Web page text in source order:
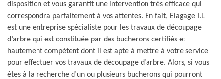
disposition et vous garantit une intervention très efficace qui
correspondra parfaitement à vos attentes. En fait, Elagage I.L
est une entreprise spécialiste pour les travaux de découpage
d’arbre qui est constituée par des bucherons certifiés et
hautement compétent dont il est apte à mettre à votre service
pour effectuer vos travaux de découpage d’arbre. Alors, si vous
êtes à la recherche d’un ou plusieurs bucherons qui pourront